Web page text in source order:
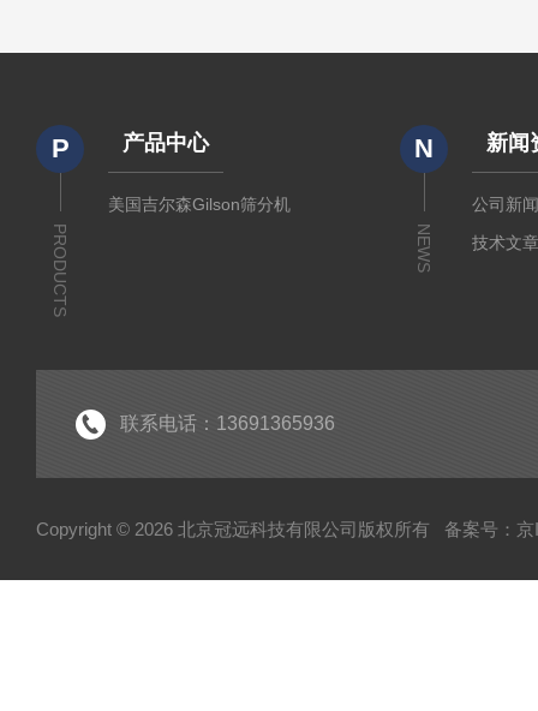
P
PRODUCTS
产品中心
美国吉尔森Gilson筛分机
N
NEWS
新闻
公司新
技术文
联系电话：13691365936
Copyright © 2026 北京冠远科技有限公司版权所有 备案号：